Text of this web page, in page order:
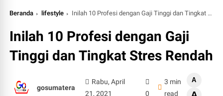
Beranda lifestyle Inilah 10 Profesi dengan Gaji Tinggi dan Tingkat Stres Rendah
Inilah 10 Profesi dengan Gaji
Tinggi dan Tingkat Stres Rendah
gosumatera
Rabu, April
21, 2021
0
3 min
read
A